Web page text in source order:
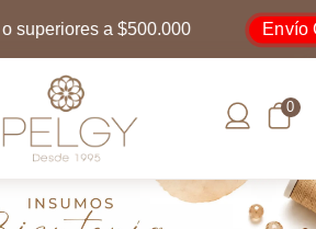
superiores a $500.000 Envío
0